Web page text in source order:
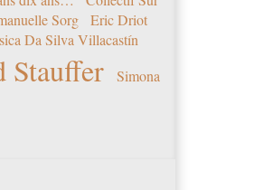
Sorg
Eric Driot
Da Silva Villacastín
Stauffer
Simona